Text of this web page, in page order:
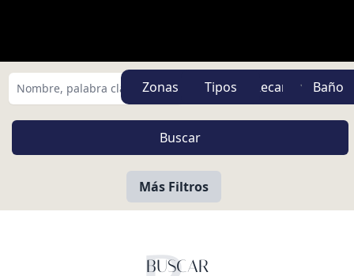
Zonas Tipos
Más Filtros
BUSCAR